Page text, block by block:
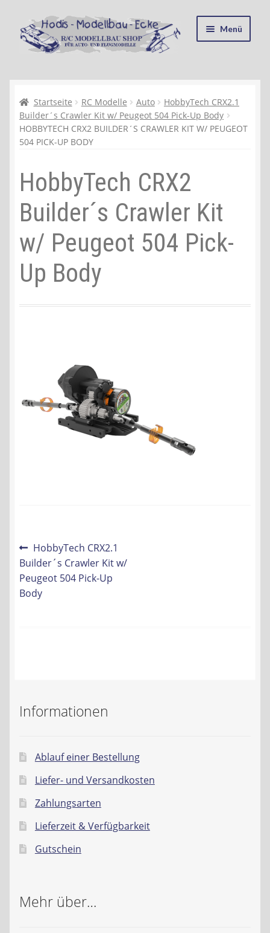
Zur
Navigation
springen
Zum
Inhalt
springen
Menü
Kasse
Mein Konto
Warenkorb
Ablauf einer Bestellung
Gutschein
Batterien- und Akku Verordnung
Elektro- und Elektronikgeräte Verordnung
Kontakt
AGB
Startseite RC Modelle Auto
HobbyTech CRX2.1
Builder´s Crawler Kit w/ Peugeot 504 Pick-Up Body
HOBBYTECH CRX2 BUILDER´S CRAWLER KIT W/ PEUGEOT
504 PICK-UP BODY
HobbyTech CRX2
Builder´s Crawler Kit
w/ Peugeot 504 Pick-
Up Body
Beitrags-
Navigation
Vorheriger
Beitrag:
HobbyTech CRX2.1
Builder´s Crawler Kit w/
Peugeot 504 Pick-Up
Body
Informationen
Ablauf einer Bestellung
Liefer- und Versandkosten
Zahlungsarten
Lieferzeit & Verfügbarkeit
Gutschein
Mehr über…